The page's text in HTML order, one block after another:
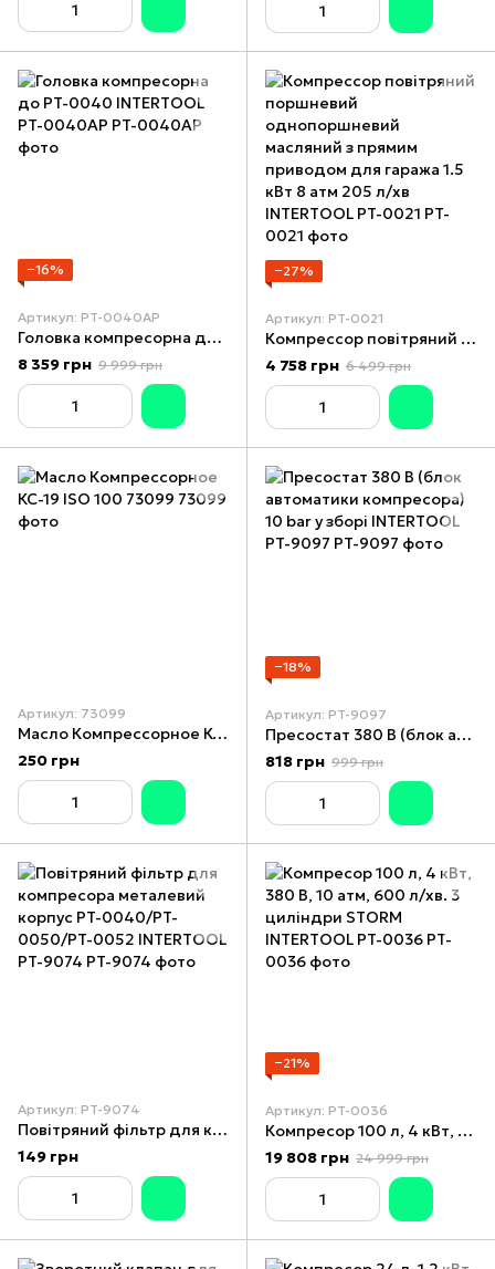
−16%
Артикул: PT-0040AP
Головка компресорна до PT-0040 INTERTOOL PT-0040AP
8 359 грн 9 999 грн
−27%
Артикул: PT-0021
Компрессор повітряний поршневий однопоршневий масляний з прямим приводом для гаража 1.5 кВт 8 атм 205 л/хв INTERTOOL PT-0021
4 758 грн 6 499 грн
Артикул: 73099
Масло Компрессорное КС-19 ISO 100 73099
250 грн
−18%
Артикул: PT-9097
Пресостат 380 В (блок автоматики компресора) 10 bar у зборі INTERTOOL PT-9097
818 грн 999 грн
Артикул: PT-9074
Повітряний фільтр для компресора металевий корпус PT-0040/PT-0050/PT-0052 INTERTOOL PT-9074
149 грн
−21%
Артикул: PT-0036
Компресор 100 л, 4 кВт, 380 В, 10 атм, 600 л/хв. 3 циліндри STORM INTERTOOL PT-0036
19 808 грн 24 999 грн